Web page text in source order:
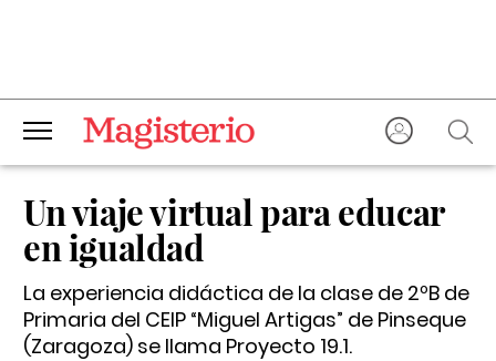
Un viaje virtual para educar
en igualdad
La experiencia didáctica de la clase de 2ºB de
Primaria del CEIP “Miguel Artigas” de Pinseque
(Zaragoza) se llama Proyecto 19.1.